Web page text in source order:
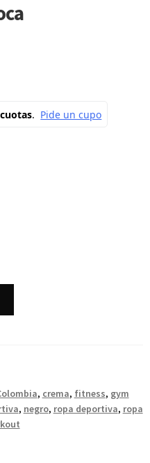
, crema, fitness, gym
, negro, ropa deportiva, ropa